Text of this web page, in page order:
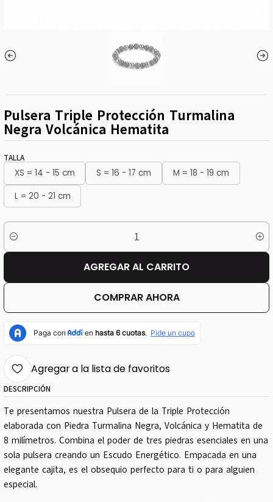
Pulsera Triple Protección Turmalina
Negra Volcánica Hematita
TALLA
XS = 14 - 15 cm S = 16 - 17 cm
M = 18 - 19 cm
L = 20 - 21 cm
Cantidad
AGREGAR AL CARRITO
COMPRAR AHORA
Agregar a la lista de favoritos
DESCRIPCIÓN
Te presentamos nuestra Pulsera de la Triple Protección
elaborada con Piedra Turmalina Negra, Volcánica y Hematita de
8 milímetros. Combina el poder de tres piedras esenciales en una
sola pulsera creando un Escudo Energético. Empacada en una
elegante cajita, es el obsequio perfecto para ti o para alguien
especial.